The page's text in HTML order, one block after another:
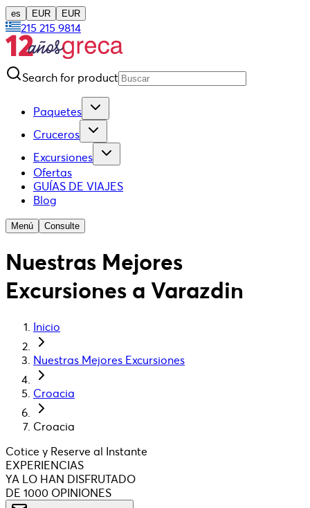
es EUR EUR
215 215 9814
Search for product
Paquetes
Cruceros
Excursiones
Ofertas
GUÍAS DE VIAJES
Blog
Menú Consulte
Nuestras Mejores
Excursiones a Varazdin
Inicio
Nuestras Mejores Excursiones
Croacia
Croacia
Cotice y Reserve al Instante
EXPERIENCIAS
YA LO HAN DISFRUTADO
DE 1000 OPINIONES